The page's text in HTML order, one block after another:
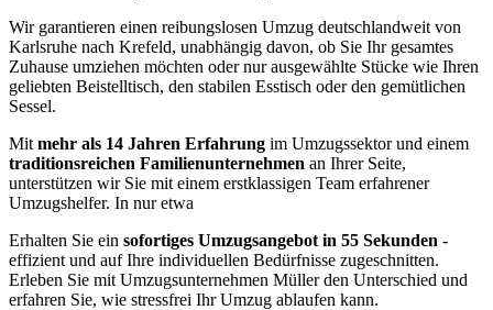
Wir garantieren einen reibungslosen Umzug deutschlandweit von
Karlsruhe nach Krefeld, unabhängig davon, ob Sie Ihr gesamtes
Zuhause umziehen möchten oder nur ausgewählte Stücke wie Ihren
geliebten Beistelltisch, den stabilen Esstisch oder den gemütlichen
Sessel.
Mit mehr als 14 Jahren Erfahrung im Umzugssektor und einem
traditionsreichen Familienunternehmen an Ihrer Seite,
unterstützen wir Sie mit einem erstklassigen Team erfahrener
Umzugshelfer. In nur etwa
Erhalten Sie ein sofortiges Umzugsangebot in 55 Sekunden -
effizient und auf Ihre individuellen Bedürfnisse zugeschnitten.
Erleben Sie mit Umzugsunternehmen Müller den Unterschied und
erfahren Sie, wie stressfrei Ihr Umzug ablaufen kann.